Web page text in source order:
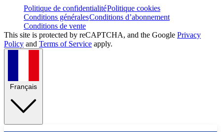
Politique de confidentialitéPolitique cookies
Conditions généralesConditions d’abonnement
Conditions de vente
This site is protected by reCAPTCHA, and the Google Privacy
Policy and Terms of Service apply.
Français